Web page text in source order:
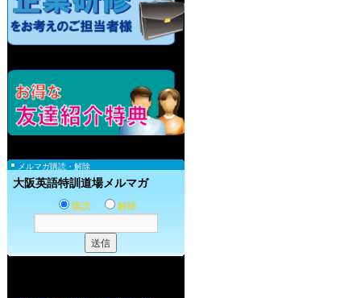
メルマガ購読・解除
大阪英語特訓道場メルマガ
購読 解除